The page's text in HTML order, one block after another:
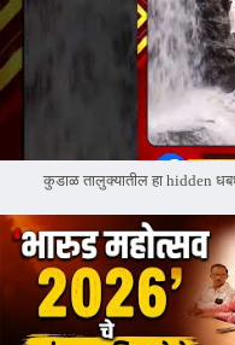
कुडाळ तालुक्यातील हा hidden